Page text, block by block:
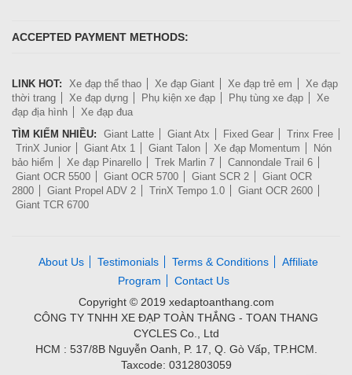
ACCEPTED PAYMENT METHODS:
LINK HOT: Xe đạp thể thao Xe đạp Giant Xe đạp trẻ em
Xe đạp
thời trang
Xe đạp dựng Phụ kiện xe đạp Phụ tùng xe đạp
Xe
đạp địa hình
Xe đạp đua
TÌM KIẾM NHIỀU:
Giant Latte Giant Atx Fixed Gear
Trinx Free
TrinX Junior
Giant Atx 1 Giant Talon Xe đạp Momentum
Nón
bảo hiểm
Xe đạp Pinarello Trek Marlin 7
Cannondale Trail 6
Giant OCR 5500
Giant OCR 5700 Giant SCR 2
Giant OCR
2800
Giant Propel ADV 2 TrinX Tempo 1.0
Giant OCR 2600
Giant TCR 6700
About Us Testimonials Terms & Conditions
Affiliate
Program
Contact Us
Copyright © 2019 xedaptoanthang.com
CÔNG TY TNHH XE ĐẠP TOÀN THẮNG - TOAN THANG
CYCLES Co., Ltd
HCM : 537/8B Nguyễn Oanh, P. 17, Q. Gò Vấp, TP.HCM.
Taxcode: 0312803059